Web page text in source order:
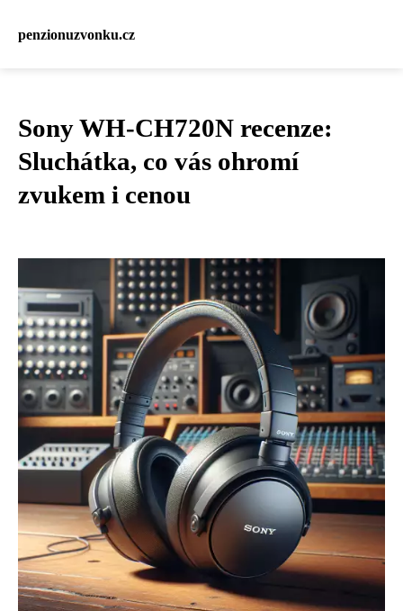
penzionuzvonku.cz
Sony WH-CH720N recenze:
Sluchátka, co vás ohromí
zvukem i cenou